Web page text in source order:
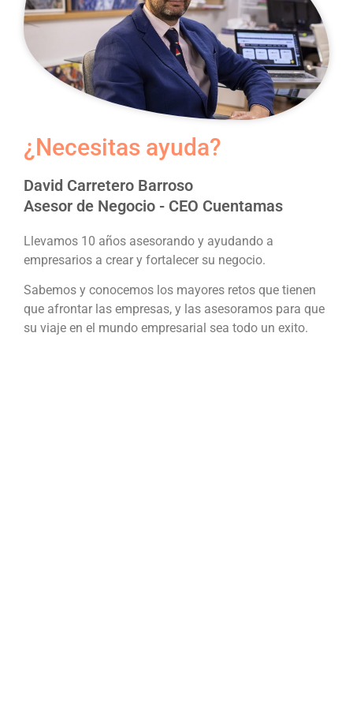
¿Necesitas ayuda?
David Carretero Barroso
Asesor de Negocio - CEO Cuentamas
Llevamos 10 años asesorando y ayudando a
empresarios a crear y fortalecer su negocio.
Sabemos y conocemos los mayores retos que tienen
que afrontar las empresas, y las asesoramos para que
su viaje en el mundo empresarial sea todo un exito.